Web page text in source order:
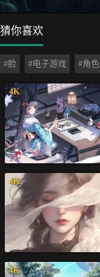
猜你喜欢
#脸 #电子游戏 #角色
4K
4K
4K